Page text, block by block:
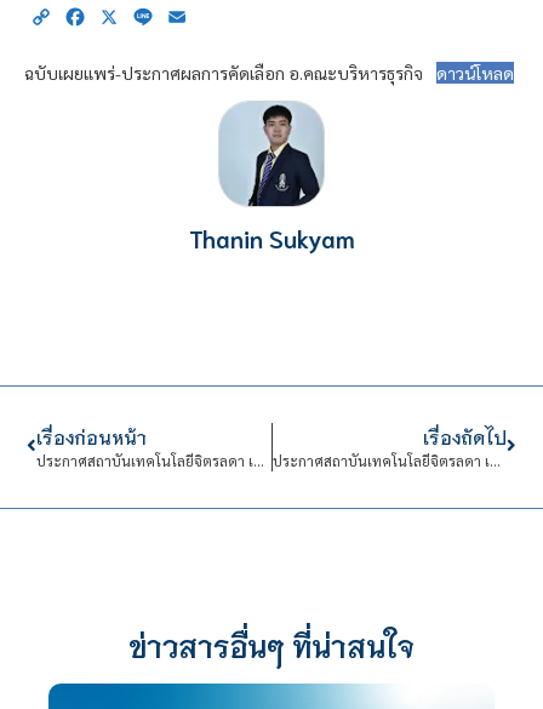
Copy Facebook
X Line
ฉบับเผยแพร่-ประกาศผลการคัดเลือก อ.คณะบริหารธุรกิจ ดาวน์โหลด
Thanin Sukyam
เรื่องก่อนหน้า
ประกาศสถาบันเทคโนโลยีจิตรลดา เรื่อง ประกาศผลการคัดเลือกบุคคลเข้าปฏิบัติงานในสถาบันเทคโนโลยีจิตรลดา สังกัด งานการเงินและบัญชี
เรื่องถัดไป
ประกาศสถาบันเทคโนโลยีจิตรลดา เรื่อง ไม่มีผู้เข้ารับการประเมิน (สอบข้อเขียน) ในการคัดเลือกปฏิบัติงานในสถาบันเทคโนโลยีจิตรลดา สังกัด สำนักวิชาศึกษาทั่วไป
ข่าวสารอื่นๆ ที่น่าสนใจ